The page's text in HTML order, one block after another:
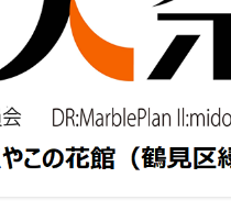
2020年
2019年